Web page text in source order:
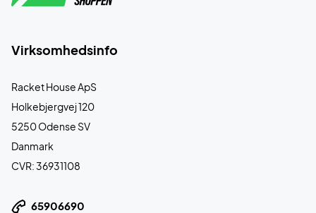
Virksomhedsinfo
Racket House ApS
Holkebjergvej 120
5250 Odense SV
Danmark
CVR: 36931108
65906690